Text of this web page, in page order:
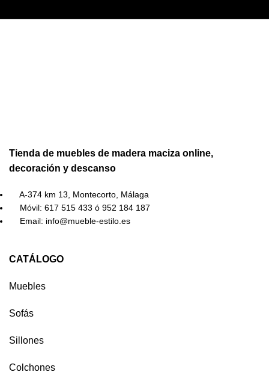
Tienda de muebles de madera maciza online,
decoración y descanso
A-374 km 13, Montecorto, Málaga
Móvil: 617 515 433 ó 952 184 187
Email: info@mueble-estilo.es
CATÁLOGO
Muebles
Sofás
Sillones
Colchones